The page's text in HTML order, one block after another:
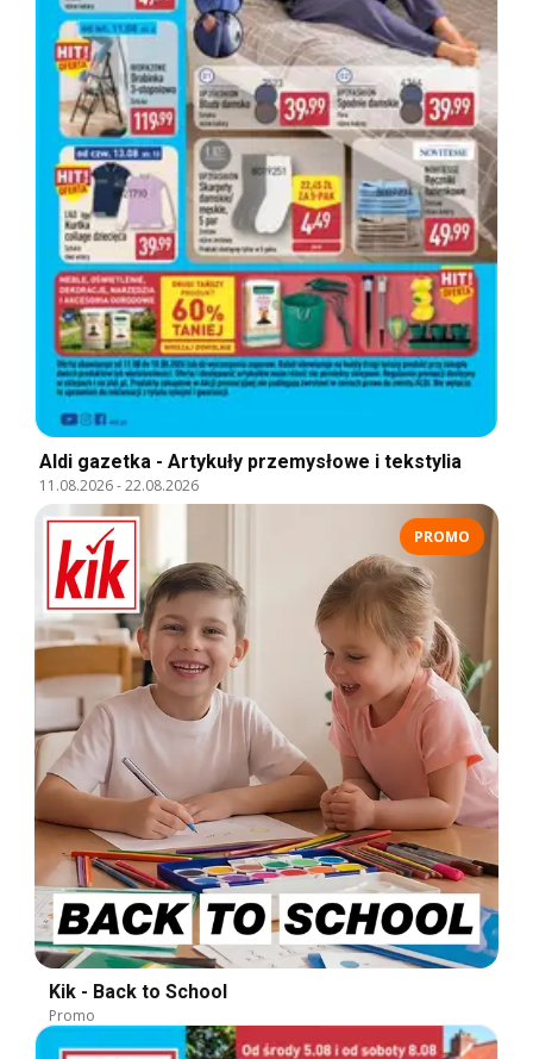
Aldi gazetka - Artykuły przemysłowe i tekstylia
11.08.2026-22.08.2026
PROMO
Kik - Back to School
Promo